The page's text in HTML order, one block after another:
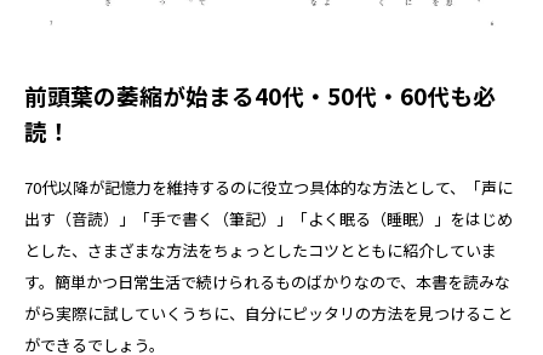
前頭葉の萎縮が始まる40代・50代・60代も必
読！
70代以降が記憶力を維持するのに役立つ具体的な方法として、「声に
出す（音読）」「手で書く（筆記）」「よく眠る（睡眠）」をはじめ
とした、さまざまな方法をちょっとしたコツとともに紹介していま
す。簡単かつ日常生活で続けられるものばかりなので、本書を読みな
がら実際に試していくうちに、自分にピッタリの方法を見つけること
ができるでしょう。